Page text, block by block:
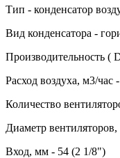
Тип - конденсатор
Вид конденсатора -
Производительность (
Расход воздуха, м3/час
Количество
Диаметр
Вход, мм - 54 (2 1/8")